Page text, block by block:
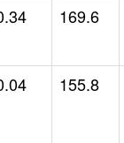
169.6
155.8